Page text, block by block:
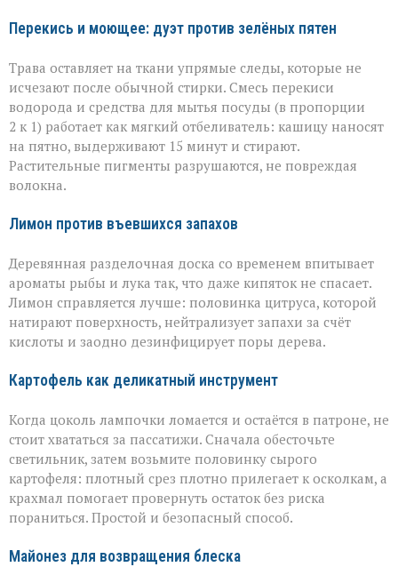
Перекись и моющее: дуэт против зелёных пятен
Трава оставляет на ткани упрямые следы, которые не
исчезают после обычной стирки. Смесь перекиси
водорода и средства для мытья посуды (в пропорции
2 к 1) работает как мягкий отбеливатель: кашицу наносят
на пятно, выдерживают 15 минут и стирают.
Растительные пигменты разрушаются, не повреждая
волокна.
Лимон против въевшихся запахов
Деревянная разделочная доска со временем впитывает
ароматы рыбы и лука так, что даже кипяток не спасает.
Лимон справляется лучше: половинка цитруса, которой
натирают поверхность, нейтрализует запахи за счёт
кислоты и заодно дезинфицирует поры дерева.
Картофель как деликатный инструмент
Когда цоколь лампочки ломается и остаётся в патроне, не
стоит хвататься за пассатижи. Сначала обесточьте
светильник, затем возьмите половинку сырого
картофеля: плотный срез плотно прилегает к осколкам, а
крахмал помогает провернуть остаток без риска
пораниться. Простой и безопасный способ.
Майонез для возвращения блеска